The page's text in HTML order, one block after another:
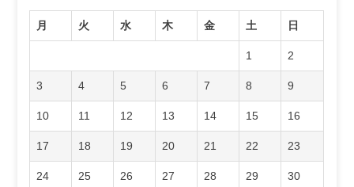
月 火 水 木 金 土 日
1 2
3 4 5 6 7 8 9
10 11 12 13 14 15 16
17 18 19 20 21 22 23
24 25 26 27 28 29 30